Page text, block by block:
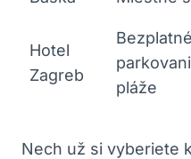
Hotel
Zagreb
Bezplatné
pláže
Nech už si vyberiete